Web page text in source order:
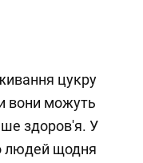
цукру
вони можуть
здоров'я. У
людей щодня